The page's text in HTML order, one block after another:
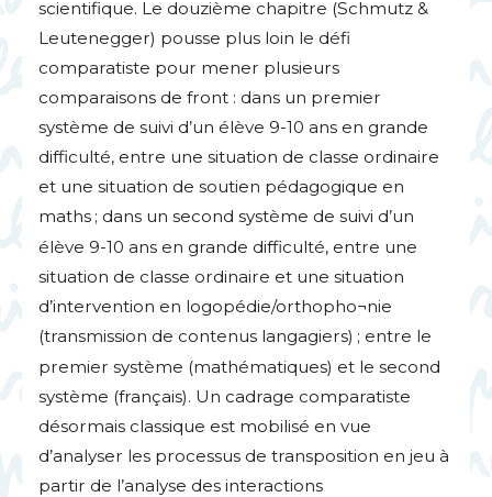
scientifique. Le douzième chapitre (Schmutz &
Leutenegger) pousse plus loin le défi
comparatiste pour mener plusieurs
comparaisons de front : dans un premier
système de suivi d’un élève 9-10 ans en grande
difficulté, entre une situation de classe ordinaire
et une situation de soutien pédagogique en
maths ; dans un second système de suivi d’un
élève 9-10 ans en grande difficulté, entre une
situation de classe ordinaire et une situation
d’intervention en logopédie/orthopho¬nie
(transmission de contenus langagiers) ; entre le
premier système (mathématiques) et le second
système (français). Un cadrage comparatiste
désormais classique est mobilisé en vue
d’analyser les processus de transposition en jeu à
partir de l’analyse des interactions